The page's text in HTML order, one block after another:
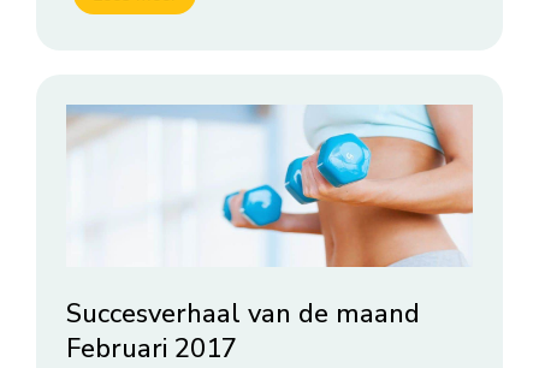
Succesverhaal van de maand
Februari 2017